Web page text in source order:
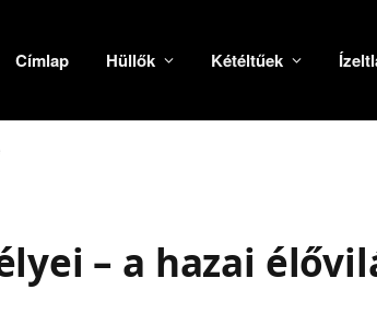
Címlap Hüllők Kétéltűek
– a hazai